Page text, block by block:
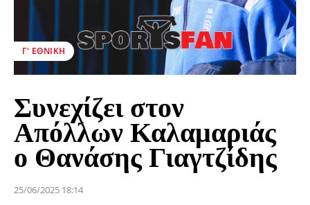
Γ' ΕΘΝΙΚΉ
Συνεχίζει στον
Απόλλων Καλαμαριάς
ο Θανάσης Γιαγτζίδης
25/06/2025 18:14